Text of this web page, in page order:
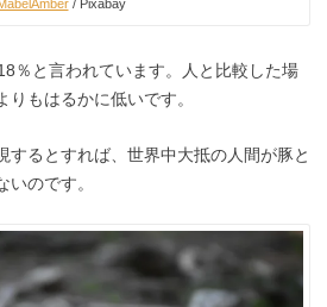
/ Pixabay
％と言われています。人と比較した場
もはるかに低いです。
するとすれば、世界中大抵の人間が豚と
のです。